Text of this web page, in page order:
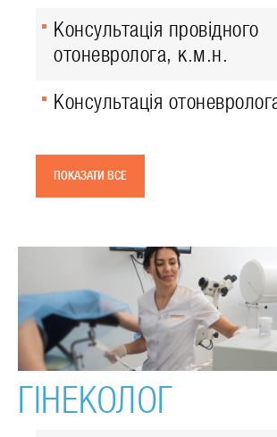
Консультація провідного
отоневролога, к.м.н.
Консультація
ПОКАЗАТИ ВСЕ
ГІНЕКОЛОГ